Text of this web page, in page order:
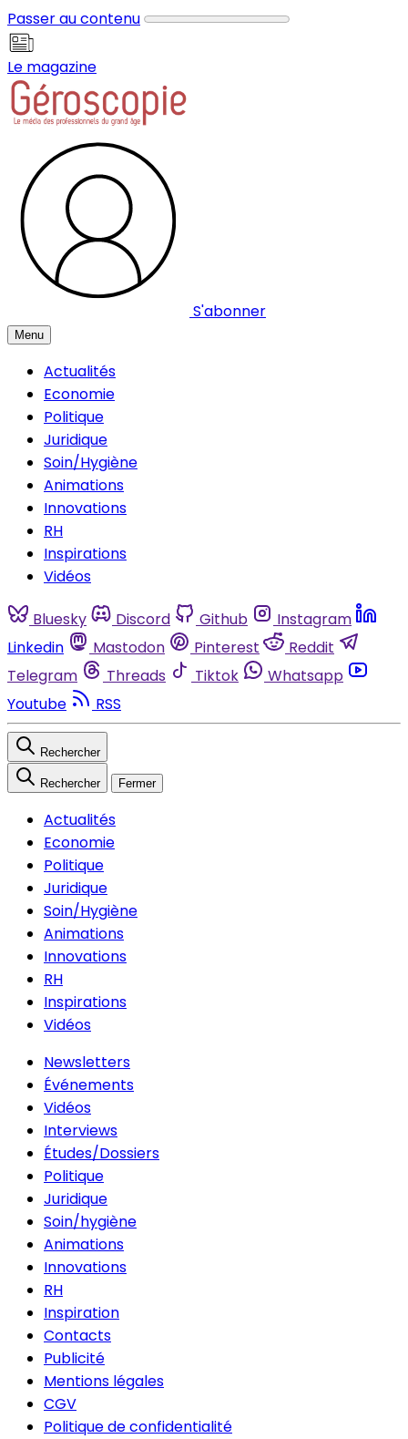
Passer au contenu
Le magazine
S'abonner
Menu
Actualités
Economie
Politique
Juridique
Soin/Hygiène
Animations
Innovations
RH
Inspirations
Vidéos
Bluesky Discord Github
Instagram
Linkedin
Mastodon Pinterest
Reddit
Telegram
Threads Tiktok
Whatsapp
Youtube
RSS
Rechercher
Rechercher Fermer
Actualités
Economie
Politique
Juridique
Soin/Hygiène
Animations
Innovations
RH
Inspirations
Vidéos
Newsletters
Événements
Vidéos
Interviews
Études/Dossiers
Politique
Juridique
Soin/hygiène
Animations
Innovations
RH
Inspiration
Contacts
Publicité
Mentions légales
CGV
Politique de confidentialité
Panneau de gestion des cookies